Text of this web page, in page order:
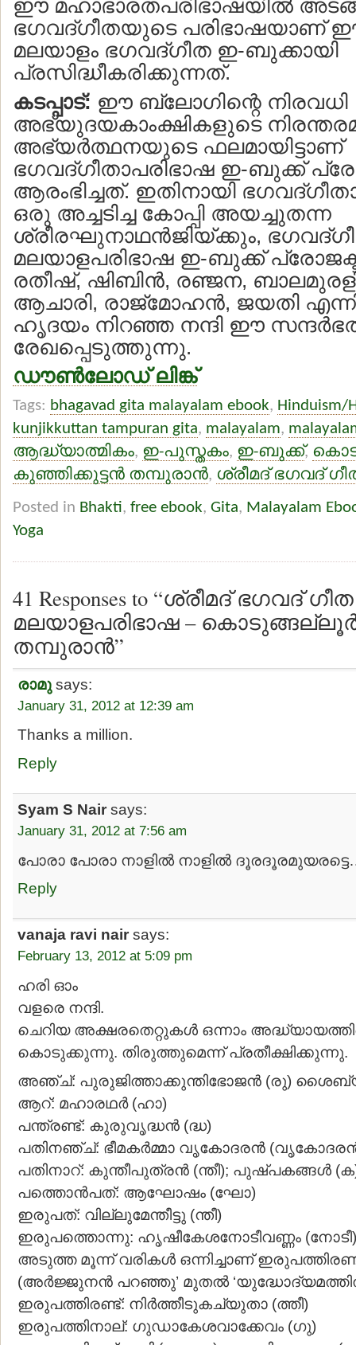
ഈ മഹാഭാരതപരിഭാഷയില്‍
ഭഗവദ്ഗീതയുടെ പരിഭാഷയാണ്
മലയാളം ഭഗവദ്ഗീത ഇ-ബുക്കായി
പ്രസിദ്ധീകരിക്കുന്നത്.
കടപ്പാട്: ഈ ബ്ലോഗിന്റെ നിരവധി
അഭ്യുദയകാംക്ഷികളുടെ
അഭ്യര്‍ത്ഥനയുടെ ഫലമായിട്ടാണ്
ഭഗവദ്ഗീതാപരിഭാഷ ഇ-ബുക്ക്
ആരംഭിച്ചത്. ഇതിനായി
ഒരു അച്ചടിച്ച കോപ്പി അയച്ചുതന്ന
ശ്രീരഘുനാഥന്‍ജിയ്ക്കും,
മലയാളപരിഭാഷ ഇ-ബുക്ക് പ്രോജക്ട്
രതീഷ്, ഷിബിന്‍, രഞ്ജന,
ആചാരി, രാജ്മോഹന്‍, ജയതി
ഹൃദയം നിറഞ്ഞ നന്ദി ഈ
രേഖപ്പെടുത്തുന്നു.
ഡൗണ്‍ലോഡ് ലിങ്ക്
Tags: bhagavad gita malayalam ebook, Hinduism/
kunjikkuttan tampuran gita, malayalam,
ആദ്ധ്യാത്മികം, ഇ-പുസ്തകം, ഇ-ബുക്ക്,
കുഞ്ഞിക്കുട്ടന്‍ തമ്പുരാന്‍, ശ്രീമദ് ഭഗവദ്
Posted in Bhakti, free ebook, Gita, Malayalam
Yoga
41 Responses to “ശ്രീമദ് ഭഗവദ്
മലയാളപരിഭാഷ –
തമ്പുരാന്‍”
രാമു says:
January 31, 2012 at 12:39 am
Thanks a million.
Reply
Syam S Nair says:
January 31, 2012 at 7:56 am
പോരാ പോരാ നാളില്‍ നാളില്‍
Reply
vanaja ravi nair says:
February 13, 2012 at 5:09 pm
ഹരി ഓം
വളരെ നന്ദി.
ചെറിയ അക്ഷരതെറ്റുകള്‍ ഒന്നാം
കൊടുക്കുന്നു. തിരുത്തുമെന്ന് പ്രതീക്ഷിക്കുന്നു.
അഞ്ച്: പുരുജിത്താക്കുന്തിഭോജന്‍ (രു)
ആറ്: മഹാരഥര്‍ (ഹാ)
പന്ത്രണ്ട്: കുരുവൃദ്ധന്‍ (ദ്ധ)
പതിനഞ്ച്: ഭീമകര്‍മ്മാ വൃകോദരന്‍
പതിനാറ്: കുന്തീപുത്രന്‍ (ന്തീ); പുഷ്പകങ്ങള്‍
പത്തൊന്‍പത്: ആഘോഷം (ഘോ)
ഇരുപത്: വില്ലുമേന്തീട്ടു (ന്തീ)
ഇരുപത്തൊന്നു: ഹൃഷീകേശനോടീവണ്ണം
അടുത്ത മൂന്ന് വരികള്‍ ഒന്നിച്ചാണ്
(അര്‍ജ്ജുനന്‍ പറഞ്ഞു’ മുതല്‍
ഇരുപത്തിരണ്ട്: നിര്‍ത്തീടുകച്യുതാ (ത്തീ)
ഇരുപത്തിനാല്: ഗുഡാകേശവാക്കേവം (ഗു)